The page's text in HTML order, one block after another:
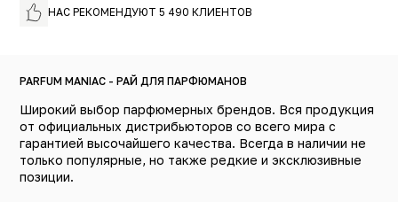
НАС РЕКОМЕНДУЮТ 5 490 КЛИЕНТОВ
PARFUM MANIAC - РАЙ ДЛЯ ПАРФЮМАНОВ
Широкий выбор парфюмерных брендов. Вся продукция
от официальных дистрибьюторов со всего мира с
гарантией высочайшего качества. Всегда в наличии не
только популярные, но также редкие и эксклюзивные
позиции.